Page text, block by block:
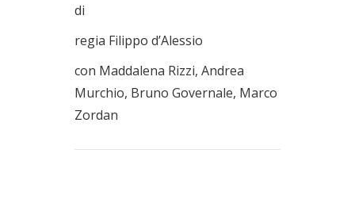
di
regia Filippo d’Alessio
con Maddalena Rizzi, Andrea
Murchio, Bruno Governale, Marco
Zordan